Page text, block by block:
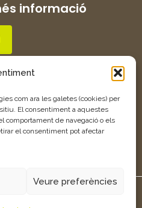
com ara les galetes (cookies) per
El consentiment a aquestes
comportament de navegació o els
el consentiment pot afectar
Veure preferències
informació